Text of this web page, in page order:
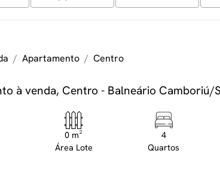
Apartamento Centro
à venda, Centro - Balneário Camboriú/
0 m²
Área Lote
4
Quartos